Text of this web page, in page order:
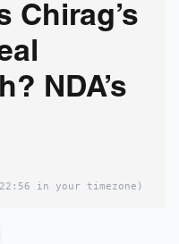
Chirag’s
NDA’s
in your timezone)